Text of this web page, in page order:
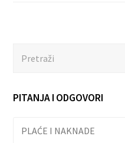
PITANJA I ODGOVORI
PLAĆE I NAKNADE